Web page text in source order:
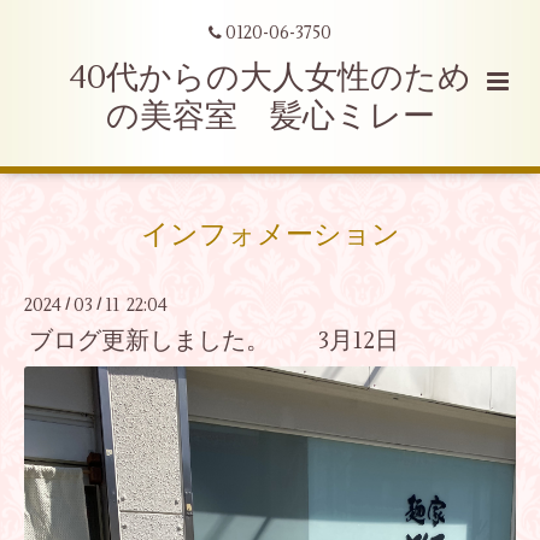
0120-06-3750
40代からの大人女性のため
の美容室 髪心ミレー
インフォメーション
2024 /03 / 11 22:04
ブログ更新しました。 3月12日